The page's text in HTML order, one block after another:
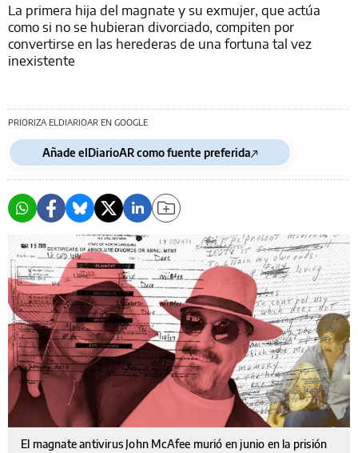
La primera hija del magnate y su exmujer, que actúa
como si no se hubieran divorciado, compiten por
convertirse en las herederas de una fortuna tal vez
inexistente
PRIORIZA ELDIARIOAR EN GOOGLE
Añade elDiarioAR como fuente preferida
El magnate antivirus John McAfee murió en junio en la prisión